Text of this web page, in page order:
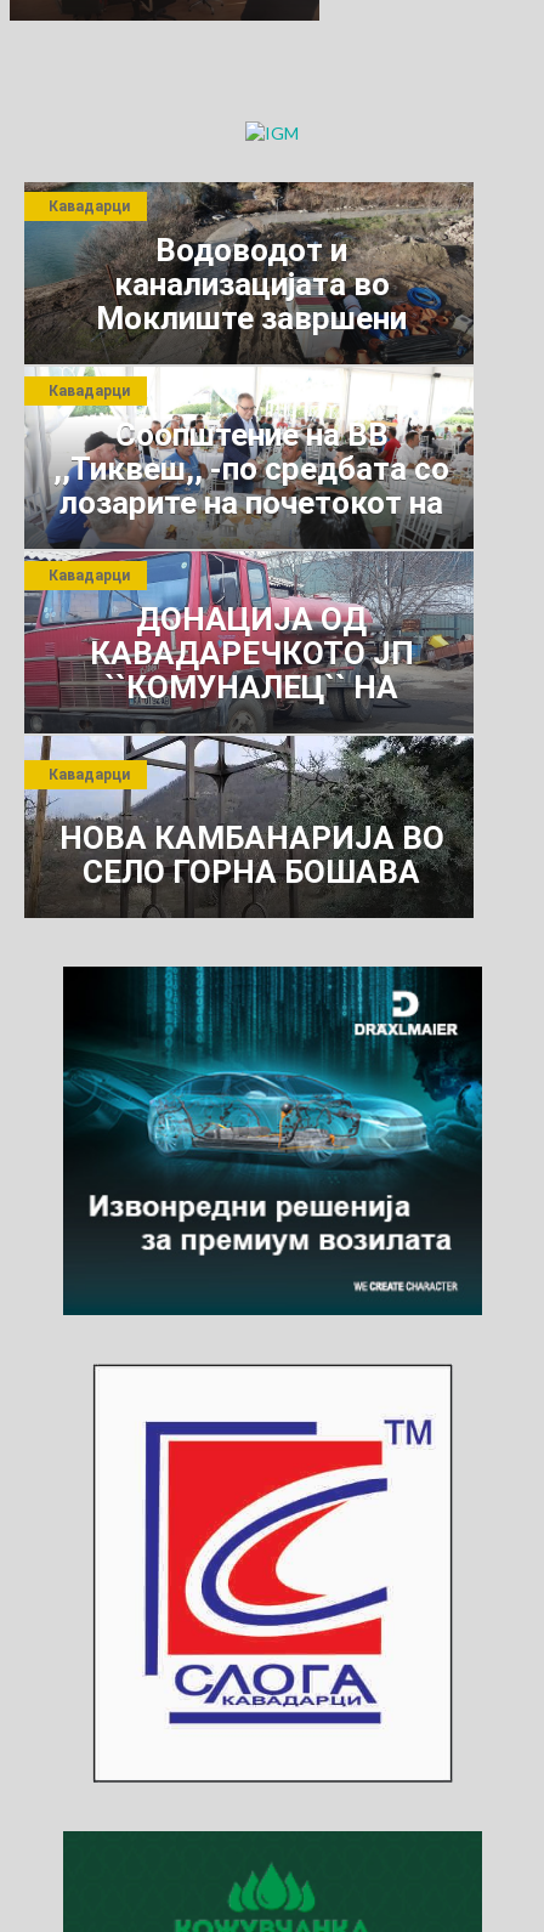
градоначалникот
Водоводот и
канализацијата во
Моклиште завршени
Кавадарци
Соопштение на ВВ
,,Тиквеш,, -по средбата со
лозарите на почетокот на
јули 2026 г.
Кавадарци
ДОНАЦИЈА ОД
КАВАДАРЕЧКОТО ЈП
``КОМУНАЛЕЦ`` НА
РОСОМАНСКОТО ЈАВНО
ПРЕТПРИЈАТИЕ ЗА
КОМУНАЛНО УСЛУГИ
Кавадарци
НОВА КАМБАНАРИЈА ВО
СЕЛО ГОРНА БОШАВА
Кавадарци